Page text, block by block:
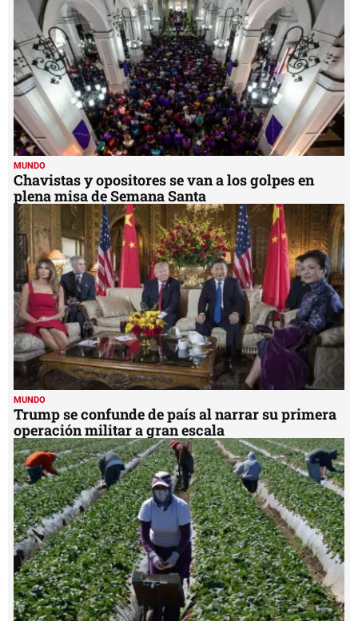
MUNDO
Chavistas y opositores se van a los golpes en
plena misa de Semana Santa
MUNDO
Trump se confunde de país al narrar su primera
operación militar a gran escala